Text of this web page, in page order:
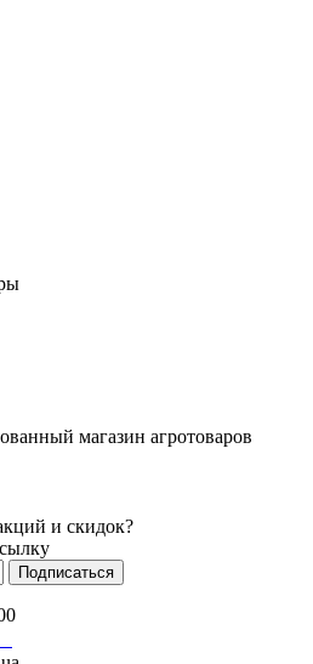
магазин агротоваров
и скидок?
Подписаться